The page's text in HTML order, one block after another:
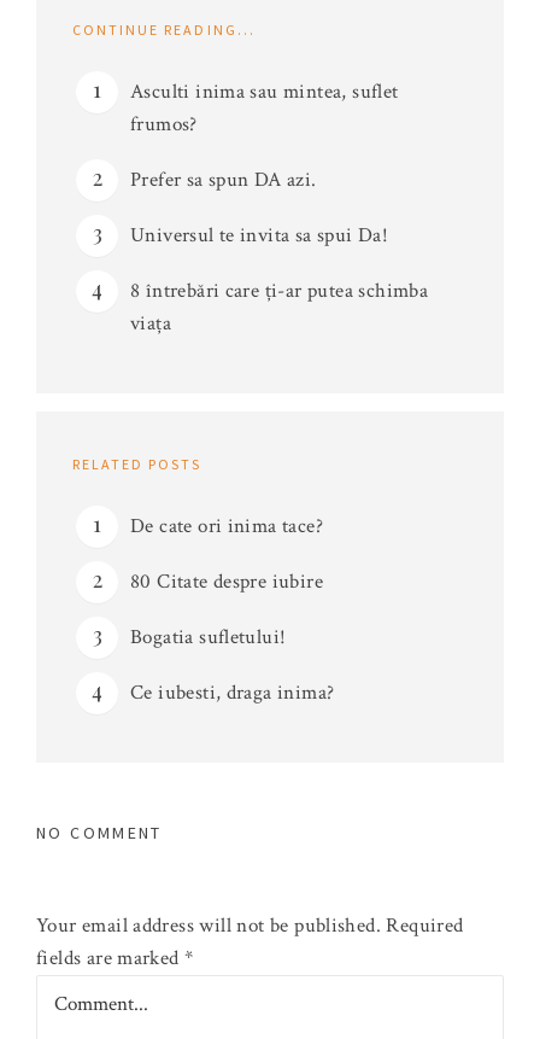
CONTINUE READING...
Asculti inima sau mintea, suflet
frumos?
Prefer sa spun DA azi.
Universul te invita sa spui Da!
8 întrebări care ți-ar putea schimba
viața
RELATED POSTS
De cate ori inima tace?
80 Citate despre iubire
Bogatia sufletului!
Ce iubesti, draga inima?
NO COMMENT
Your email address will not be published. Required
fields are marked*